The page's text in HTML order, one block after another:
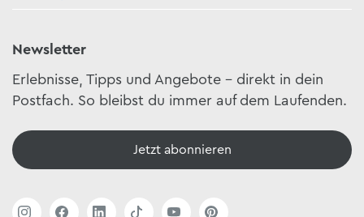
Newsletter
Erlebnisse, Tipps und Angebote – direkt in dein
Postfach. So bleibst du immer auf dem Laufenden.
Jetzt abonnieren